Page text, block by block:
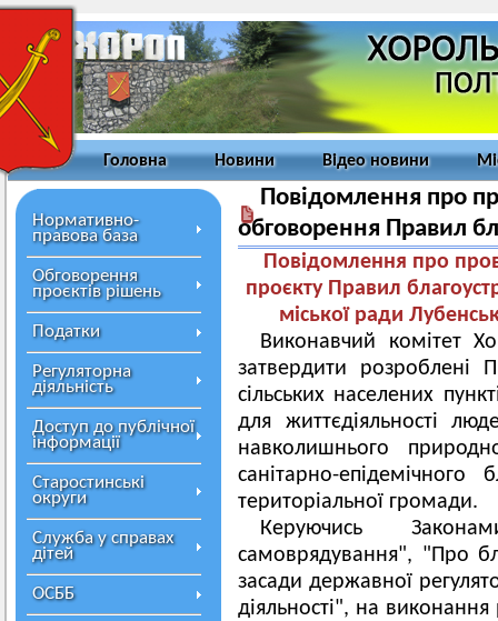
Головна Новини Відео новини
Нормативно-
правова база
Обговорення
проєктів рішень
Податки
Регуляторна
діяльність
Доступ до публічної
інформації
Старостинські
округи
Служба у справах
дітей
ОСББ
Повідомлення про
обговорення Правил
Повідомлення про
проєкту Правил
міської ради
Виконавчий комітет
затвердити розроблені
сільських населених
для життєдіяльності
навколишнього
санітарно-епідемічного
територіальної громади.
Керуючись
самоврядування", "Про
засади державної
діяльності", на виконання